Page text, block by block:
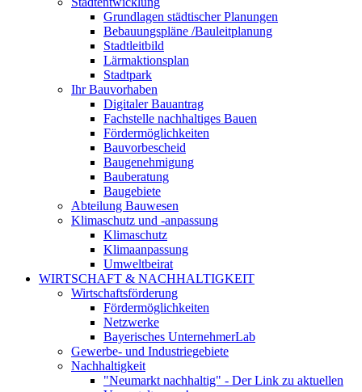
Grundlagen städtischer Planungen
Bebauungspläne /Bauleitplanung
Stadtleitbild
Lärmaktionsplan
Stadtpark
Ihr Bauvorhaben
Digitaler Bauantrag
Fachstelle nachhaltiges Bauen
Fördermöglichkeiten
Bauvorbescheid
Baugenehmigung
Bauberatung
Baugebiete
Abteilung Bauwesen
Klimaschutz und -anpassung
Klimaschutz
Klimaanpassung
Umweltbeirat
WIRTSCHAFT & NACHHALTIGKEIT
Wirtschaftsförderung
Fördermöglichkeiten
Netzwerke
Bayerisches UnternehmerLab
Gewerbe- und Industriegebiete
Nachhaltigkeit
"Neumarkt nachhaltig" - Der Link zu aktuellen